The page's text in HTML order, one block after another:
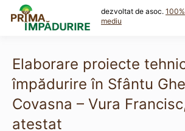
content
dezvoltat de asoc.
mediu
Elaborare proiecte
împădurire în Sfântu
Covasna – Vura
atestat